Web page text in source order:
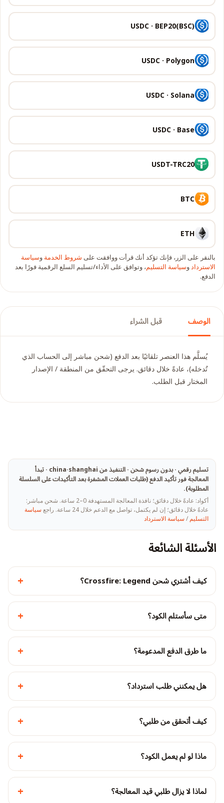
USDC · BEP20(BSC)
USDC · Polygon
USDC · Solana
USDC · Base
USDT-TRC20
BTC
ETH
بالنقر على الزر، فإنك تؤكد أنك قرأت ووافقت علىشروط الخدمةوسياسة
الاستردادوسياسة التسليم، وتوافق على الأداء/تسليم السلع الرقمية فورًا بعد
الدفع.
الوصف قبل الشراء
يُسلَّم هذا العنصر تلقائيًا بعد الدفع (شحن مباشر إلى الحساب الذي
تُدخله)، عادةً خلال دقائق. يرجى التحقّق من المنطقة / الإصدار
المختار قبل الطلب.
تسليم رقمي · بدون رسوم شحن · التنفيذ من china·shanghai · تبدأ
المعالجة فور تأكيد الدفع (طلبات العملات المشفرة بعد التأكيدات على السلسلة
المطلوبة).
أكواد: عادةً خلال دقائق؛ نافذة المعالجة المستهدفة 0–2 ساعة. شحن مباشر:
عادةً خلال دقائق؛ إن لم يكتمل، تواصل مع الدعم خلال 24 ساعة. راجع سياسة
التسليم/سياسة الاسترداد
الأسئلة الشائعة
كيف أشتري شحن Crossfire: Legend؟ +
متى سأستلم الكود؟ +
ما طرق الدفع المدعومة؟ +
هل يمكنني طلب استرداد؟ +
كيف أتحقق من طلبي؟ +
ماذا لو لم يعمل الكود؟ +
لماذا لا يزال طلبي قيد المعالجة؟ +